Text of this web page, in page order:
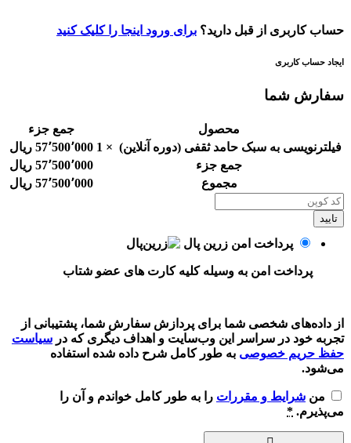
حساب کاربری از قبل دارید؟ برای ورود اینجا را کلیک کنید
ایجاد حساب کاربری
سفارش شما
محصول
جمع جزء
فیلترنویسی به سبک حامد ثقفی (دوره آنلاین) × 1 57٬500٬000 ریال
جمع جزء
57٬500٬000 ریال
مجموع
57٬500٬000 ریال
تایید
پرداخت امن زرین پال
پرداخت امن به وسیله کلیه کارت های عضو شتاب
از داده‌های شخصی شما برای پردازش سفارش شما، پشتیبانی از
تجربه خود در سراسر این وب‌سایت و اهداف دیگری که در سیاست
حفظ حریم خصوصی به طور کامل شرح داده شده استفاده
می‌شود.
من شرایط و مقررات را به طور کامل خواندم و آن را
می‌پذیرم. *